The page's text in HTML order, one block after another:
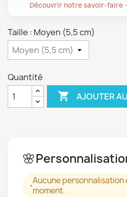
Découvrir notre savoir-faire
Taille : Moyen (5,5 cm)
Quantité
 AJOUTER
🌸
Aucune
moment.